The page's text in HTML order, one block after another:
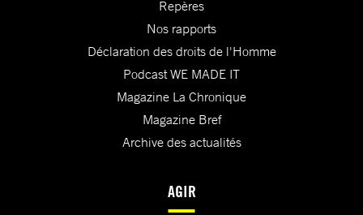
Repères
Nos rapports
Déclaration des droits de l'Homme
Podcast WE MADE IT
Magazine La Chronique
Magazine Bref
Archive des actualités
AGIR